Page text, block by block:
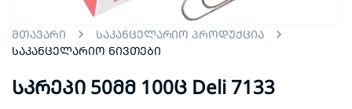
მთავარი
საკანცელარიო პროდუქცია
საკანცელარიო ნივთები
სკრეპი 50მმ 100ც Deli 7133